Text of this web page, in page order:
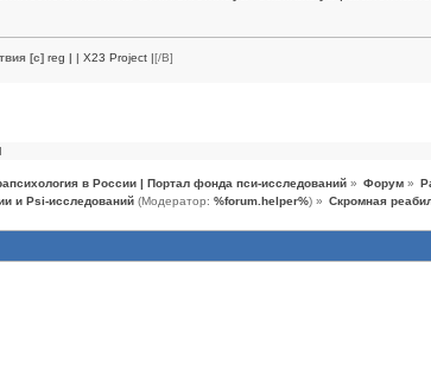
[c] reg | | X23 Project |[/B]
в России | Портал фонда пси-исследований » Форум »
и Psi-исследований (Модератор: %forum.helper%) » Скромная